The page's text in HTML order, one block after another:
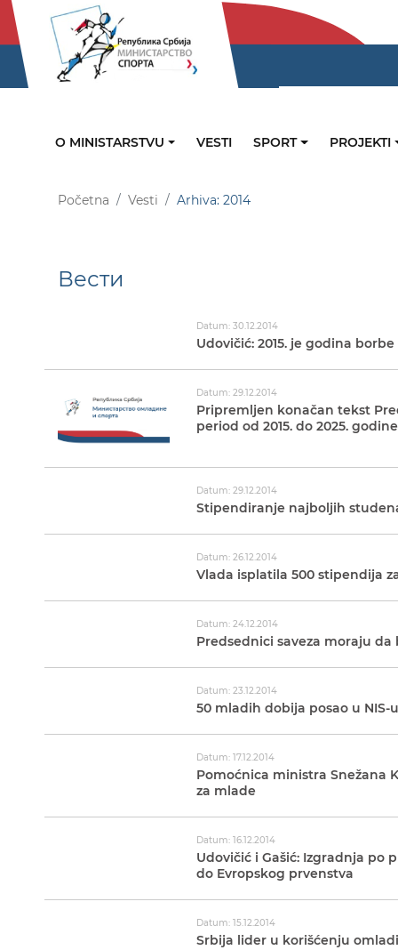
O MINISTARSTVU VESTI SPORT PROJEKTI
Početna Vesti Arhiva: 2014
Вести
Datum: 30.12.2014
Udovičić: 2015. je godina
Datum: 29.12.2014
Pripremljen konačan tekst
period od 2015. do 2025. godine
Datum: 29.12.2014
Stipendiranje najboljih
Datum: 26.12.2014
Vlada isplatila 500 stipendija
Datum: 24.12.2014
Predsednici saveza moraju
Datum: 23.12.2014
50 mladih dobija posao u NIS-u
Datum: 17.12.2014
Pomoćnica ministra Snežana
za mlade
Datum: 16.12.2014
Udovičić i Gašić: Izgradnja po
do Evropskog prvenstva
Datum: 15.12.2014
Srbija lider u korišćenju